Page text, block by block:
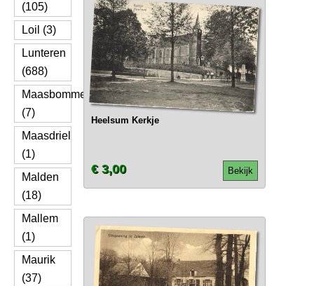
(105)
Loil (3)
Lunteren
(688)
Maasbommel
(7)
Maasdriel
(1)
Malden
(18)
Mallem
(1)
Maurik
(37)
Heelsum Kerkje
Bekijk
€ 3,00